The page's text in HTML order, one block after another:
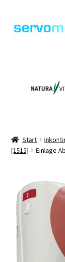
Navigation
Inhalt
Pflegehilfsmittel
Kontakt
Start
[1515]
Einlage